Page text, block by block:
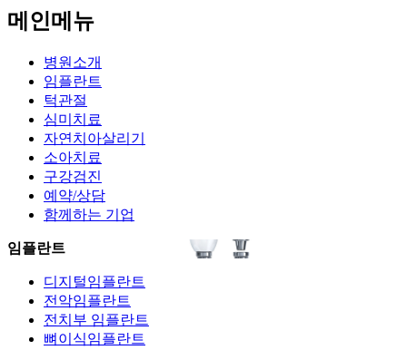
메인메뉴
병원소개
임플란트
턱관절
심미치료
자연치아살리기
소아치료
구강검진
예약/상담
함께하는 기업
임플란트
디지털임플란트
전악임플란트
전치부 임플란트
뼈이식임플란트